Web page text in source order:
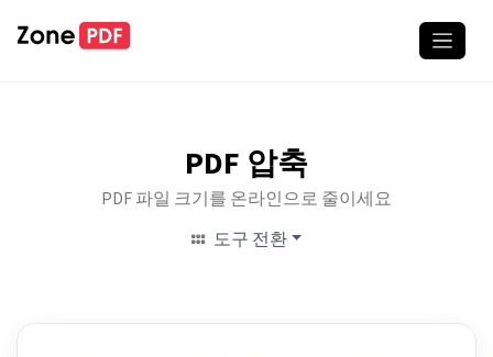
PDF 압축
PDF 파일 크기를 온라인으로 줄이세요
도구 전환